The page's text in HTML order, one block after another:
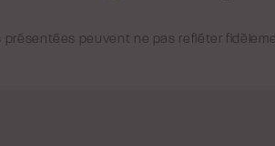
présentées peuvent ne pas refléter